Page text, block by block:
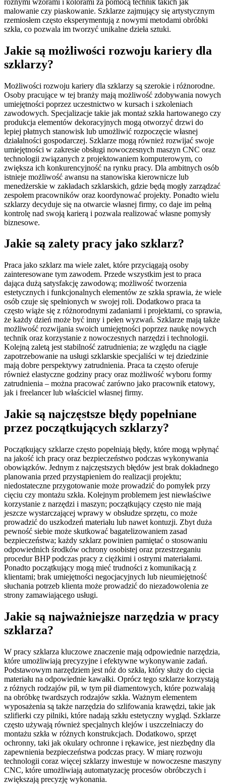
malowanie czy piaskowanie. Szklarze zajmujący się artystycznym
rzemiosłem często eksperymentują z nowymi metodami obróbki
szkła, co pozwala im tworzyć unikalne dzieła sztuki.
Jakie są możliwości rozwoju kariery dla
szklarzy?
Możliwości rozwoju kariery dla szklarzy są szerokie i różnorodne.
Osoby pracujące w tej branży mają możliwość zdobywania nowych
umiejętności poprzez uczestnictwo w kursach i szkoleniach
zawodowych. Specjalizacje takie jak montaż szkła hartowanego czy
produkcja elementów dekoracyjnych mogą otworzyć drzwi do
lepiej płatnych stanowisk lub umożliwić rozpoczęcie własnej
działalności gospodarczej. Szklarze mogą również rozwijać swoje
umiejętności w zakresie obsługi nowoczesnych maszyn CNC oraz
technologii związanych z projektowaniem komputerowym, co
zwiększa ich konkurencyjność na rynku pracy. Dla ambitnych osób
istnieje możliwość awansu na stanowiska kierownicze lub
menedżerskie w zakładach szklarskich, gdzie będą mogły zarządzać
zespołem pracowników oraz koordynować projekty. Ponadto wielu
szklarzy decyduje się na otwarcie własnej firmy, co daje im pełną
kontrolę nad swoją karierą i pozwala realizować własne pomysły
biznesowe.
Jakie są zalety pracy jako szklarz?
Praca jako szklarz ma wiele zalet, które przyciągają osoby
zainteresowane tym zawodem. Przede wszystkim jest to praca
dająca dużą satysfakcję zawodową; możliwość tworzenia
estetycznych i funkcjonalnych elementów ze szkła sprawia, że wiele
osób czuje się spełnionych w swojej roli. Dodatkowo praca ta
często wiąże się z różnorodnymi zadaniami i projektami, co sprawia,
że każdy dzień może być inny i pełen wyzwań. Szklarze mają także
możliwość rozwijania swoich umiejętności poprzez naukę nowych
technik oraz korzystanie z nowoczesnych narzędzi i technologii.
Kolejną zaletą jest stabilność zatrudnienia; ze względu na ciągłe
zapotrzebowanie na usługi szklarskie specjaliści w tej dziedzinie
mają dobre perspektywy zatrudnienia. Praca ta często oferuje
również elastyczne godziny pracy oraz możliwość wyboru formy
zatrudnienia – można pracować zarówno jako pracownik etatowy,
jak i freelancer lub właściciel własnej firmy.
Jakie są najczęstsze błędy popełniane
przez początkujących szklarzy?
Początkujący szklarze często popełniają błędy, które mogą wpłynąć
na jakość ich pracy oraz bezpieczeństwo podczas wykonywania
obowiązków. Jednym z najczęstszych błędów jest brak dokładnego
planowania przed przystąpieniem do realizacji projektu;
niedostateczne przygotowanie może prowadzić do pomyłek przy
cięciu czy montażu szkła. Kolejnym problemem jest niewłaściwe
korzystanie z narzędzi i maszyn; początkujący często nie mają
jeszcze wystarczającej wprawy w obsłudze sprzętu, co może
prowadzić do uszkodzeń materiału lub nawet kontuzji. Zbyt duża
pewność siebie może skutkować bagatelizowaniem zasad
bezpieczeństwa; każdy szklarz powinien pamiętać o stosowaniu
odpowiednich środków ochrony osobistej oraz przestrzeganiu
procedur BHP podczas pracy z ciężkimi i ostrymi materiałami.
Ponadto początkujący mogą mieć trudności z komunikacją z
klientami; brak umiejętności negocjacyjnych lub nieumiejętność
słuchania potrzeb klienta może prowadzić do niezadowolenia ze
strony zamawiającego usługi.
Jakie są najważniejsze narzędzia w pracy
szklarza?
W pracy szklarza kluczowe znaczenie mają odpowiednie narzędzia,
które umożliwiają precyzyjne i efektywne wykonywanie zadań.
Podstawowym narzędziem jest nóż do szkła, który służy do cięcia
materiału na odpowiednie kawałki. Oprócz tego szklarze korzystają
z różnych rodzajów pił, w tym pił diamentowych, które pozwalają
na obróbkę twardszych rodzajów szkła. Ważnym elementem
wyposażenia są także narzędzia do szlifowania krawędzi, takie jak
szlifierki czy pilniki, które nadają szkłu estetyczny wygląd. Szklarze
często używają również specjalnych klejów i uszczelniaczy do
montażu szkła w różnych konstrukcjach. Dodatkowo, sprzęt
ochronny, taki jak okulary ochronne i rękawice, jest niezbędny dla
zapewnienia bezpieczeństwa podczas pracy. W miarę rozwoju
technologii coraz więcej szklarzy inwestuje w nowoczesne maszyny
CNC, które umożliwiają automatyzację procesów obróbczych i
zwiększają precyzję wykonania.